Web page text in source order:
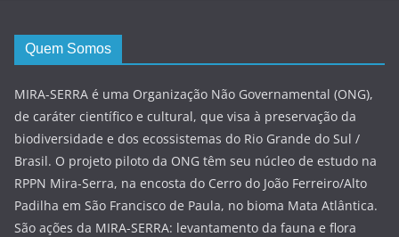
Quem Somos
MIRA-SERRA é uma Organização Não Governamental (ONG),
de caráter científico e cultural, que visa à preservação da
biodiversidade e dos ecossistemas do Rio Grande do Sul /
Brasil. O projeto piloto da ONG têm seu núcleo de estudo na
RPPN Mira-Serra, na encosta do Cerro do João Ferreiro/Alto
Padilha em São Francisco de Paula, no bioma Mata Atlântica.
São ações da MIRA-SERRA: levantamento da fauna e flora